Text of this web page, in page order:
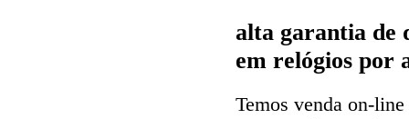
alta garantia de
em relógios por
Temos venda on-